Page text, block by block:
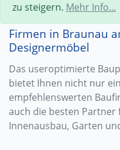
Firmen in Braunau
Designermöbel
Das useroptimierte
bietet Ihnen nicht nur
empfehlenswerten
auch die besten Partner
Innenausbau, Garten
zu steigern. Mehr Info...